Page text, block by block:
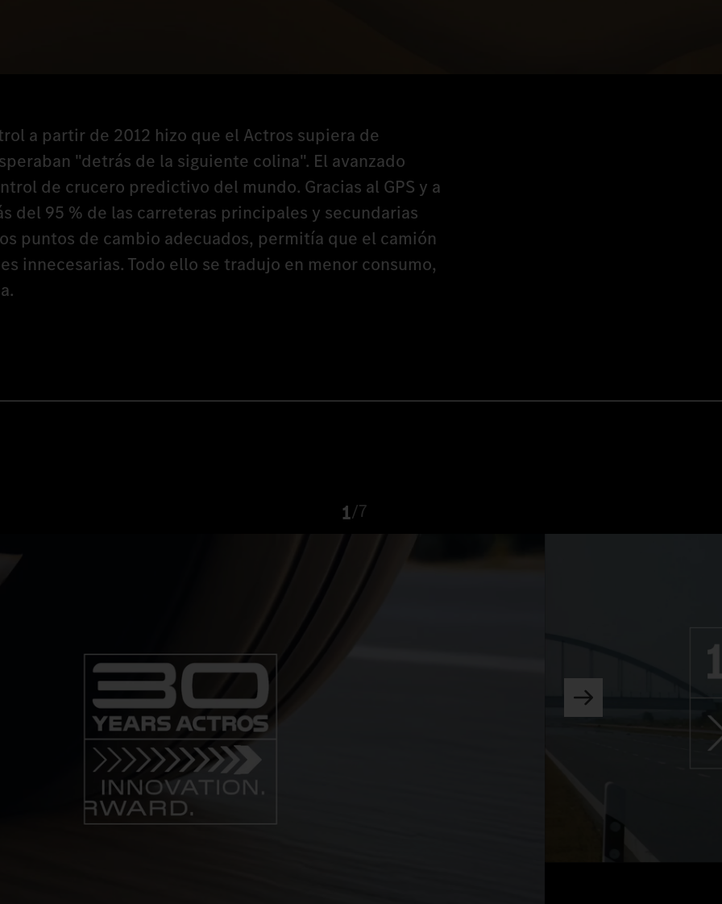
a partir de 2012 hizo que el Actros supiera de
"detrás de la siguiente colina". El avanzado
de crucero predictivo del mundo. Gracias al GPS y a
del 95 % de las carreteras principales y secundarias
puntos de cambio adecuados, permitía que el camión
innecesarias. Todo ello se tradujo en menor consumo,
1/7